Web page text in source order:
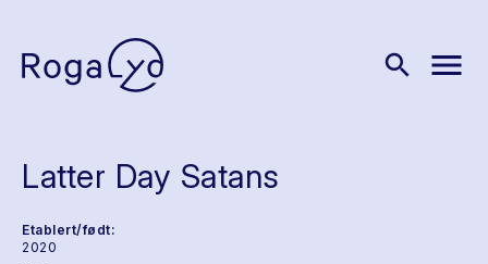
search menu
Latter Day Satans
Etablert/født:
2020